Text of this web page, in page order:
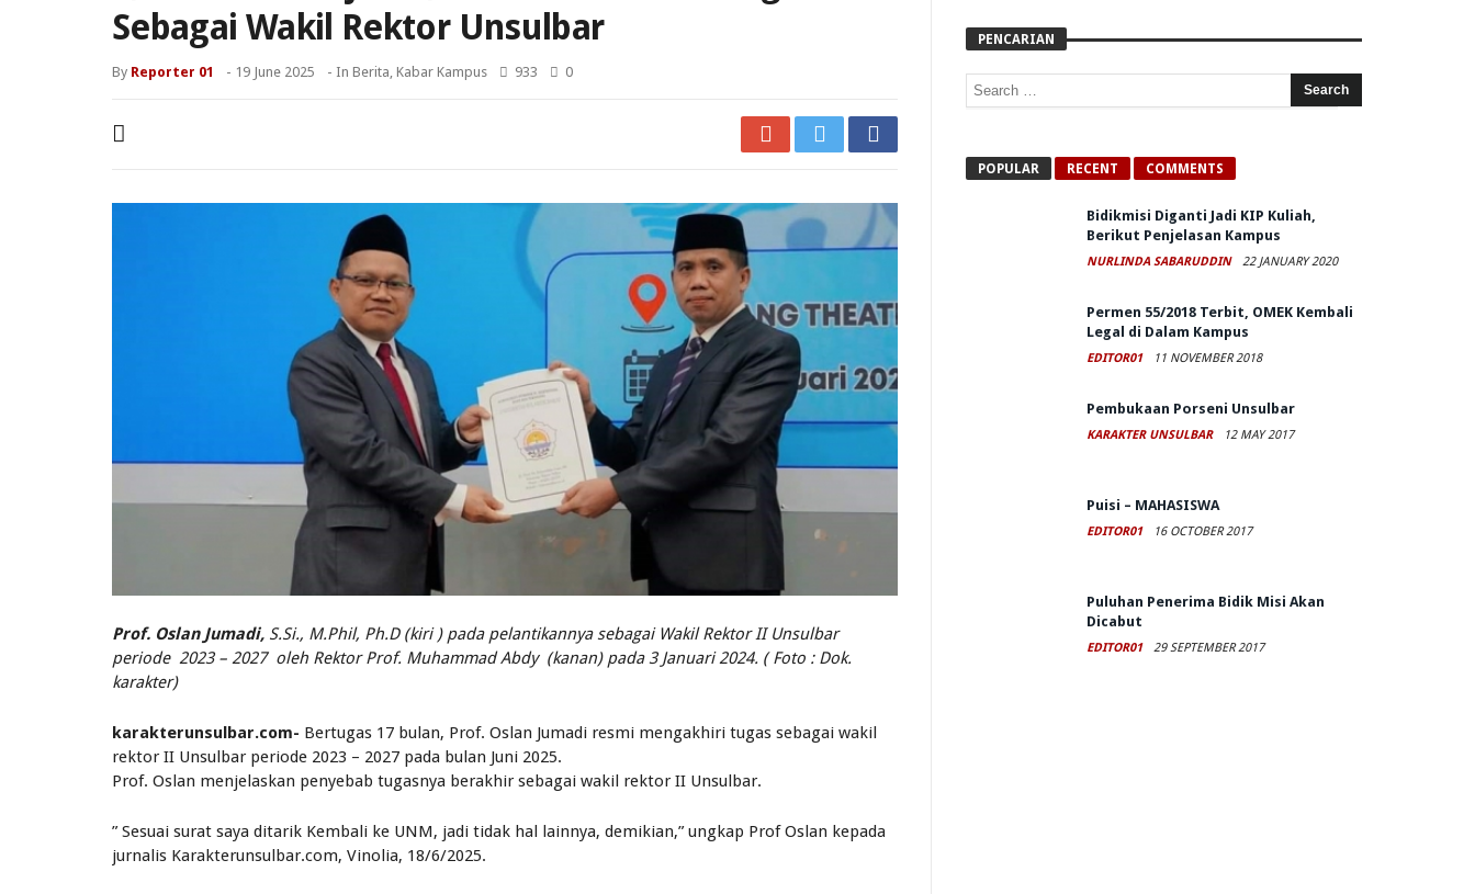
Sebagai Wakil Rektor Unsulbar
By Reporter 01 - 19 June 2025 - In Berita, Kabar Kampus 933 0
Prof. Oslan Jumadi, S.Si., M.Phil, Ph.D (kiri ) pada pelantikannya sebagai Wakil Rektor II Unsulbar
periode 2023 – 2027 oleh Rektor Prof. Muhammad Abdy (kanan) pada 3 Januari 2024. ( Foto : Dok.
karakter)
karakterunsulbar.com- Bertugas 17 bulan, Prof. Oslan Jumadi resmi mengakhiri tugas sebagai wakil
rektor II Unsulbar periode 2023 – 2027 pada bulan Juni 2025.
Prof. Oslan menjelaskan penyebab tugasnya berakhir sebagai wakil rektor II Unsulbar.
” Sesuai surat saya ditarik Kembali ke UNM, jadi tidak hal lainnya, demikian,” ungkap Prof Oslan kepada
jurnalis Karakterunsulbar.com, Vinolia, 18/6/2025.
PENCARIAN
POPULAR RECENT COMMENTS
Bidikmisi Diganti Jadi KIP Kuliah,
Berikut Penjelasan Kampus
NURLINDA SABARUDDIN 22 JANUARY 2020
Permen 55/2018 Terbit, OMEK Kembali
Legal di Dalam Kampus
EDITOR01 11 NOVEMBER 2018
Pembukaan Porseni Unsulbar
KARAKTER UNSULBAR 12 MAY 2017
Puisi – MAHASISWA
EDITOR01 16 OCTOBER 2017
Puluhan Penerima Bidik Misi Akan
Dicabut
EDITOR01 29 SEPTEMBER 2017